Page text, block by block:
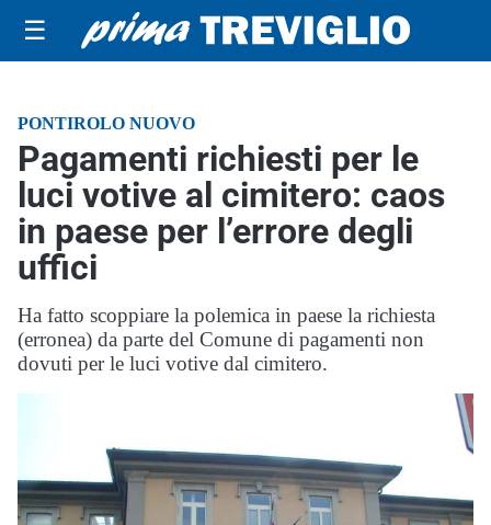
☰
PONTIROLO NUOVO
Pagamenti richiesti per le
luci votive al cimitero: caos
in paese per l’errore degli
uffici
Ha fatto scoppiare la polemica in paese la richiesta
(erronea) da parte del Comune di pagamenti non
dovuti per le luci votive dal cimitero.